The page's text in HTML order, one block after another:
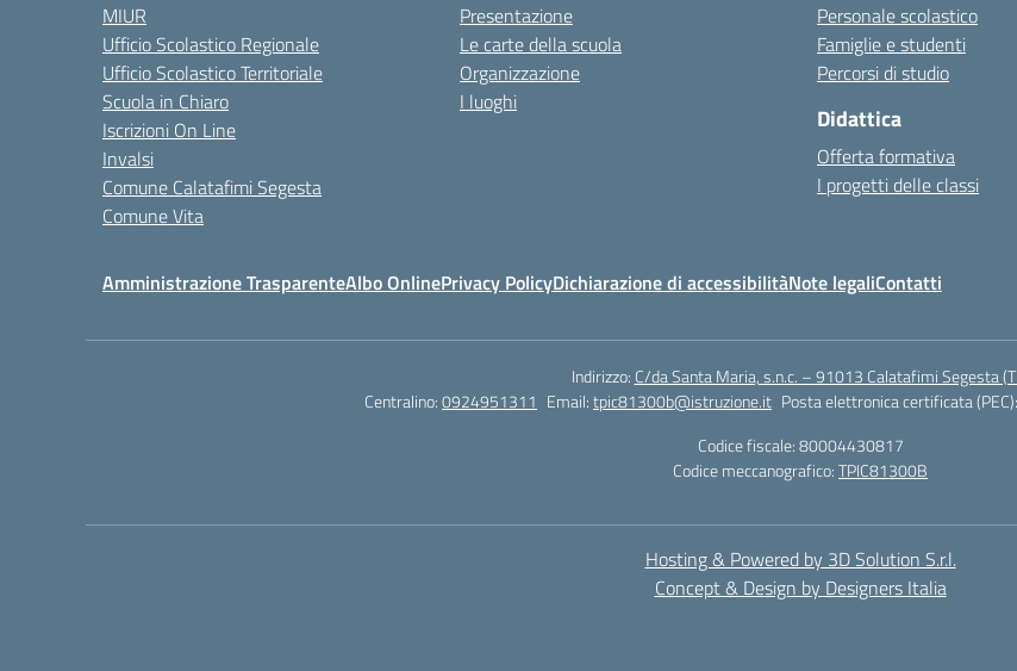
MIUR
Ufficio Scolastico Regionale
Ufficio Scolastico Territoriale
Scuola in Chiaro
Iscrizioni On Line
Invalsi
Comune Calatafimi Segesta
Comune Vita
Presentazione
Le carte della scuola
Organizzazione
I luoghi
Personale scolastico
Famiglie e studenti
Percorsi di studio
Didattica
Offerta formativa
I progetti delle classi
Amministrazione TrasparenteAlbo OnlinePrivacy PolicyDichiarazione di accessibilitàNote legaliContatti
Indirizzo: C/da Santa Maria, s.n.c. – 91013 Calatafimi Segesta
Centralino:0924951311 Email:tpic81300b@istruzione.it Posta elettronica certificata (PEC):
Codice fiscale: 80004430817
Codice meccanografico:TPIC81300B
Hosting & Powered by 3D Solution S.r.l.
Concept & Design by Designers Italia